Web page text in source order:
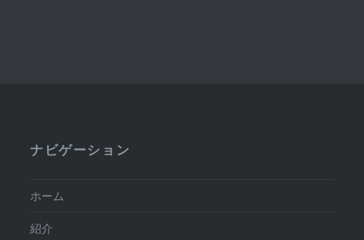
ナビゲーション
ホーム
紹介